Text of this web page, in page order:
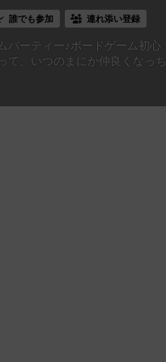
誰でも参加 連れ添い登録
パーティー♪ボードゲーム初心
て、いつのまにか仲良くなっち